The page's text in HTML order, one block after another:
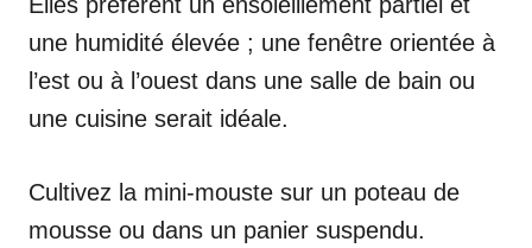
une humidité élevée ; une fenêtre orientée à
l’est ou à l’ouest dans une salle de bain ou
une cuisine serait idéale.
Cultivez la mini-mouste sur un poteau de
mousse ou dans un panier suspendu.